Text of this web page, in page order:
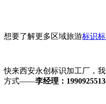
想要了解更多区域旅游标识
快来西安永创标识加工厂，
方式——李经理：